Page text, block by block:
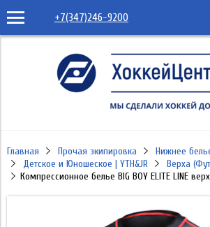
+7(347)246-9200
Главная Прочая экипировка
Нижнее
Детское и Юношеское | YTH&JR
Верха
Компрессионное белье BIG BOY ELITE LINE